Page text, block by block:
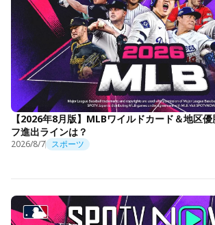
【2026年8月版】MLBワイルドカード＆地区
フ進出ラインは？
2026/8/7 スポーツ